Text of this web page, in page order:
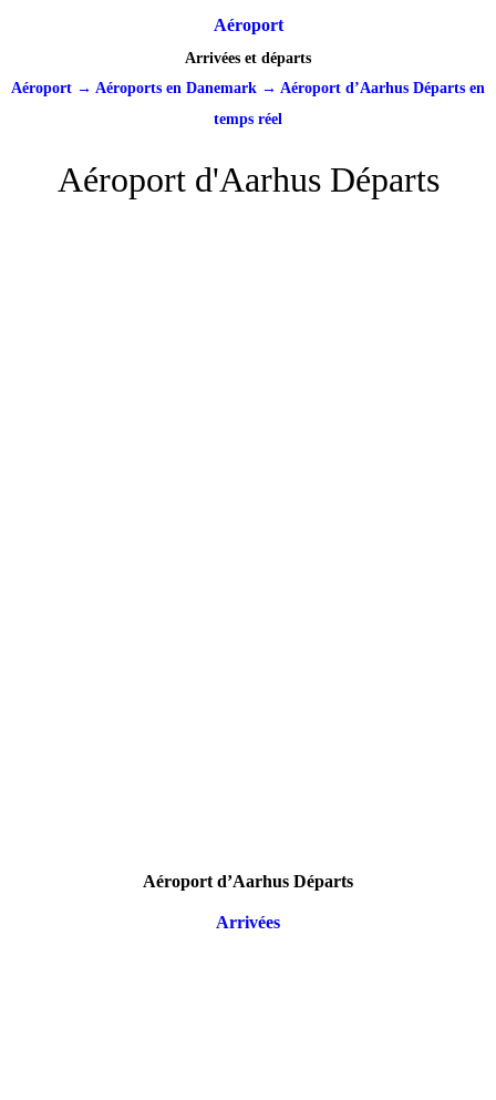
Aéroport
Arrivées et départs
Aéroport → Aéroports en Danemark → Aéroport d’Aarhus Départs en
temps réel
Aéroport d'Aarhus Départs
Aéroport d’Aarhus Départs
Arrivées